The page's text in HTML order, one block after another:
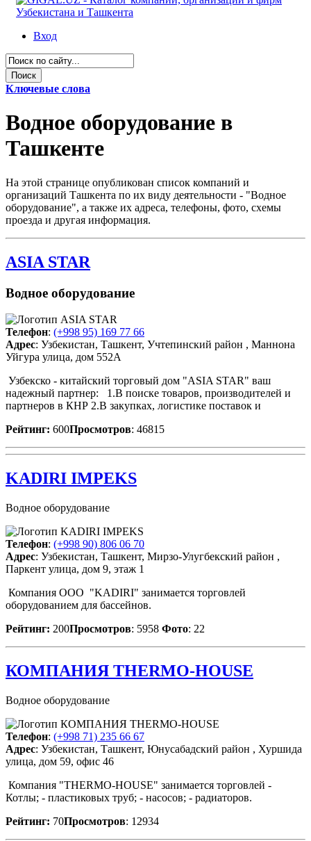
Вход
Ключевые слова
Водное оборудование в
Ташкенте
На этой странице опубликован список компаний и
организаций Ташкента по их виду деятельности - "Водное
оборудование", а также их адреса, телефоны, фото, схемы
проезда и другая информация.
ASIA STAR
Водное оборудование
Телефон: (+998 95) 169 77 66
Адрес: Узбекистан, Ташкент, Учтепинский район , Маннона
Уйгура улица, дом 552А
Узбекско - китайский торговый дом "ASIA STAR" ваш
надежный партнер: 1.В поиске товаров, производителей и
партнеров в КНР 2.В закупках, логистике поставок и
Рейтинг: 600Просмотров: 46815
KADIRI IMPEKS
Водное оборудование
Телефон: (+998 90) 806 06 70
Адрес: Узбекистан, Ташкент, Мирзо-Улугбекский район ,
Паркент улица, дом 9, этаж 1
Компания OOO "KADIRI" занимается торговлей
оборудованием для бассейнов.
Рейтинг: 200Просмотров: 5958 Фото: 22
КОМПАНИЯ THERMO-HOUSE
Водное оборудование
Телефон: (+998 71) 235 66 67
Адрес: Узбекистан, Ташкент, Юнусабадский район , Хуршида
улица, дом 59, офис 46
Компания "THERMO-HOUSE" занимается торговлей -
Котлы; - пластиковых труб; - насосов; - радиаторов.
Рейтинг: 70Просмотров: 12934